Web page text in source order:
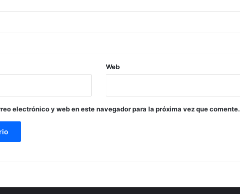
Web
electrónico y web en este navegador para la próxima vez que comente.